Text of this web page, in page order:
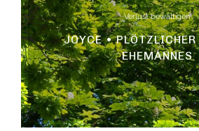
Verlust bewältigen
JOYCE • PLÖTZLICHER
EHEMANNES